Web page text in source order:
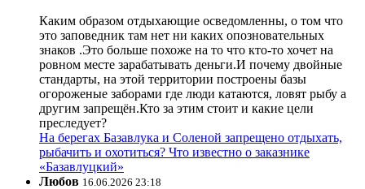
Каким образом отдыхающие осведомленны, о том что
это заповедник там нет ни каких опозновательных
знаков .Это больше похоже на то что кто-то хочет на
ровном месте зарабатывать деньги.И почему двойные
стандарты, на этой территории построены базы
огороженые заборами где люди катаются, ловят рыбу а
другим запрещён.Кто за этим стоит и какие цели
преследует?
На берегах Базавлука и Соленой запрещено отдыхать,
рыбачить и охотиться? Что известно о заказнике
«Базавлуцкий»
Любов 16.06.2026 23:18